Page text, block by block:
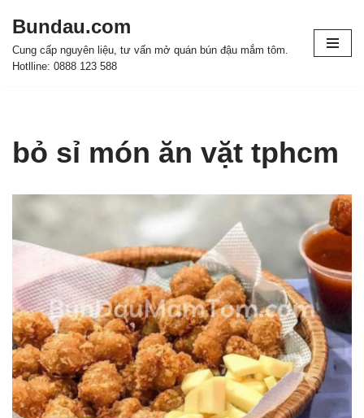
Chuyển
tới
Bundau.com
Cung cấp nguyên liệu, tư vấn mở quán bún đậu mắm tôm.
Hotlline: 0888 123 588
bỏ sỉ món ăn vặt tphcm